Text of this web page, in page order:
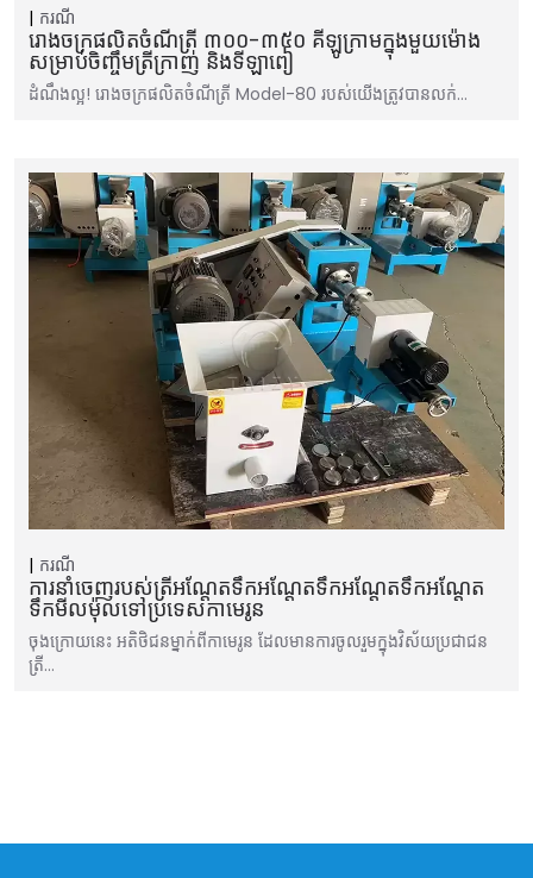
ករណី
រោងចក្រផលិតចំណីត្រី ៣០០-៣៥០ គីឡូក្រាមក្នុងមួយម៉ោង
សម្រាប់ចិញ្ចឹមត្រីក្រាញ់ និងទីឡាពៀ
ដំណឹងល្អ! រោងចក្រផលិតចំណីត្រី Model-80 របស់យើងត្រូវបានលក់…
ករណី
ការនាំចេញរបស់ត្រីអណ្តែតទឹកអណ្តែតទឹកអណ្តែតទឹកអណ្តែត
ទឹកមីលម៉ុលទៅប្រទេសកាមេរូន
ចុងក្រោយនេះ អតិថិជនម្នាក់ពីកាមេរូន ដែលមានការចូលរួមក្នុងវិស័យប្រជាជន
ត្រី…